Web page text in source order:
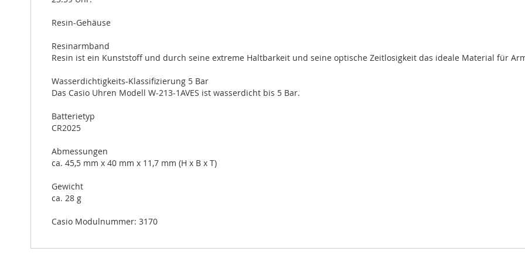
Resin-Gehäuse
Resinarmband
Resin ist ein Kunststoff und durch seine extreme Haltbarkeit und seine optische Zeitlosigkeit das ideale Material für
Wasserdichtigkeits-Klassifizierung 5 Bar
Das Casio Uhren Modell W-213-1AVES ist wasserdicht bis 5 Bar.
Batterietyp
CR2025
Abmessungen
ca. 45,5 mm x 40 mm x 11,7 mm (H x B x T)
Gewicht
ca. 28 g
Casio Modulnummer: 3170